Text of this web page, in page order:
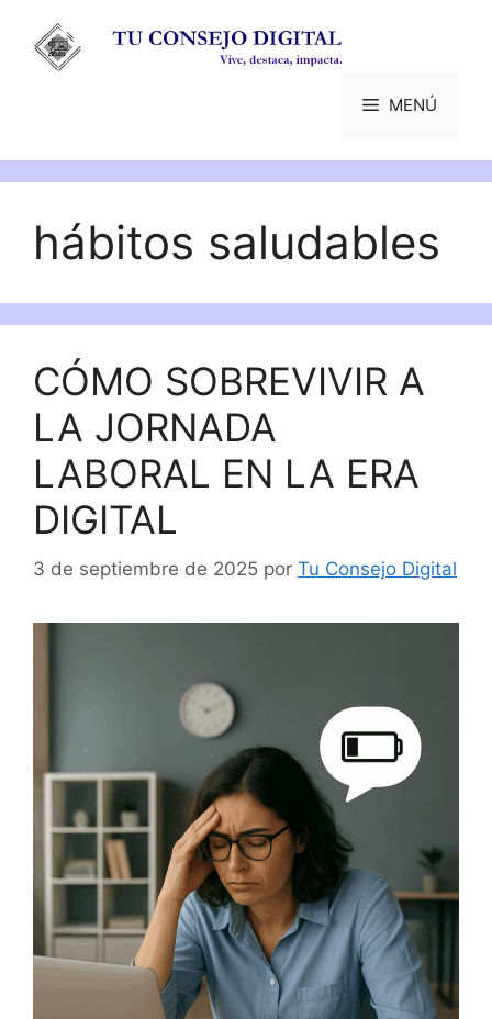
contenido
MENÚ
hábitos saludables
CÓMO SOBREVIVIR A
LA JORNADA
LABORAL EN LA ERA
DIGITAL
3 de septiembre de 2025 por Tu Consejo Digital